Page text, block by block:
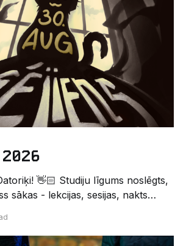
līgums noslēgts,
sākas - lekcijas, sesijas, nakts
labāks veids, kā iepazīt savu jauno
vidē, par došanos uz